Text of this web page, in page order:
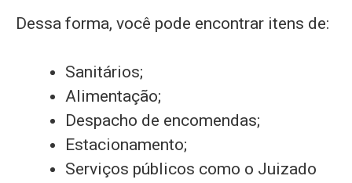
Dessa forma, você pode encontrar itens de:
Sanitários;
Alimentação;
Despacho de encomendas;
Estacionamento;
Serviços públicos como o Juizado